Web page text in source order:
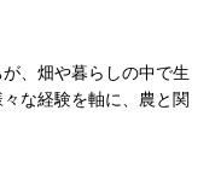
、畑や暮らしの中で生
な経験を軸に、農と関
ります！